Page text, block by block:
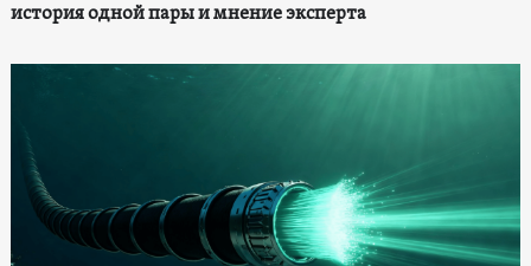
история одной пары и мнение эксперта